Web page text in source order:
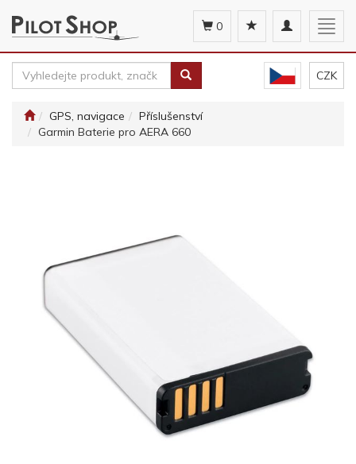
Toggle
navigation
0
CZK
GPS, navigace
Příslušenství
Garmin Baterie pro AERA 660